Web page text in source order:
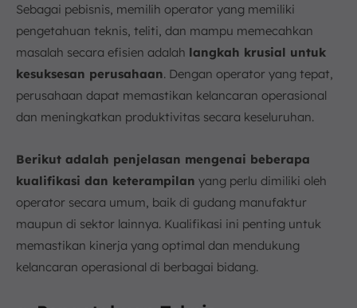
Sebagai pebisnis, memilih operator yang memiliki
pengetahuan teknis, teliti, dan mampu memecahkan
masalah secara efisien adalah langkah krusial untuk
kesuksesan perusahaan. Dengan operator yang tepat,
perusahaan dapat memastikan kelancaran operasional
dan meningkatkan produktivitas secara keseluruhan.
Berikut adalah penjelasan mengenai beberapa
kualifikasi dan keterampilan yang perlu dimiliki oleh
operator secara umum, baik di gudang manufaktur
maupun di sektor lainnya. Kualifikasi ini penting untuk
memastikan kinerja yang optimal dan mendukung
kelancaran operasional di berbagai bidang.